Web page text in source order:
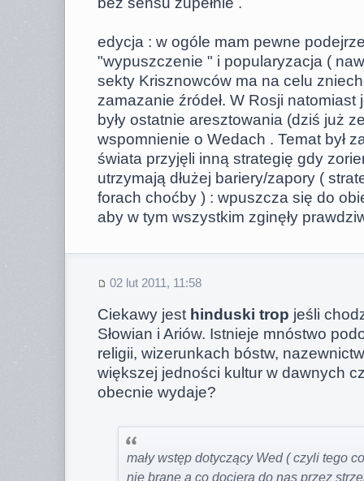
edycja : w ogóle mam pewne
"wypuszczenie " i popularyzacja (
sekty Krisznowców ma na celu
zamazanie źródeł. W Rosji
były ostatnie aresztowania (dziś już
wspomnienie o Wedach . Temat był
świata przyjęli inną strategię gdy
utrzymają dłużej bariery/zapory (
forach choćby ) : wpuszcza się do
aby w tym wszystkim zginęły
02 lut 2011, 11:58
Ciekawy jest hinduski trop jeśli
Słowian i Ariów. Istnieje mnóstwo
religii, wizerunkach bóstw,
większej jedności kultur w dawnych
obecnie wydaje?
mały wstęp dotyczący Wed ( czyli tego
nie brane a co dociera do nas przez